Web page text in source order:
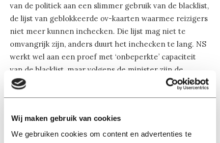
Wij maken gebruik van cookies
We gebruiken cookies om content en advertenties te
van de politiek aan een slimmer gebruik van de blacklist,
de lijst van geblokkeerde ov-kaarten waarmee reizigers
niet meer kunnen inchecken. Die lijst mag niet te
omvangrijk zijn, anders duurt het inchecken te lang. NS
werkt wel aan een proef met ‘onbeperkte’ capaciteit
van de blacklist, maar volgens de minister zijn de
uitkomsten van die proef er nog niet.
bedrijven hebben de afgelopen jaren bepaald geen
haast gemaakt met technische verbeteringen. Ze leken